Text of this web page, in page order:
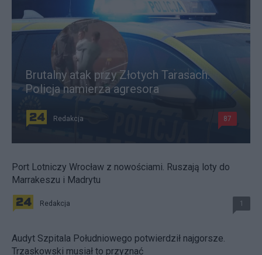
Brutalny atak przy Złotych Tarasach.
Policja namierza agresora
Redakcja 87
Port Lotniczy Wrocław z nowościami. Ruszają loty do
Marrakeszu i Madrytu
Redakcja 1
Audyt Szpitala Południowego potwierdził najgorsze.
Trzaskowski musiał to przyznać